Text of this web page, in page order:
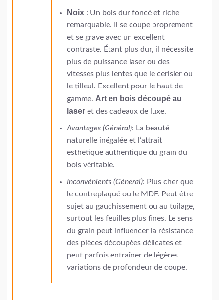
Noix: Un bois dur foncé et riche
remarquable. Il se coupe proprement
et se grave avec un excellent
contraste. Étant plus dur, il nécessite
plus de puissance laser ou des
vitesses plus lentes que le cerisier ou
le tilleul. Excellent pour le haut de
gamme. Art en bois découpé au
laseret des cadeaux de luxe.
Avantages (Général): La beauté
naturelle inégalée et l’attrait
esthétique authentique du grain du
bois véritable.
Inconvénients (Général): Plus cher que
le contreplaqué ou le MDF. Peut être
sujet au gauchissement ou au tuilage,
surtout les feuilles plus fines. Le sens
du grain peut influencer la résistance
des pièces découpées délicates et
peut parfois entraîner de légères
variations de profondeur de coupe.